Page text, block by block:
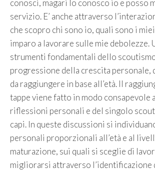
conosci, magari lo conosco io e posso
servizio. E’ anche attraverso
che scopro chi sono io, quali sono i
imparo a lavorare sulle mie debolezze.
strumenti fondamentali dello
progressione della crescita personale,
da raggiungere in base all’età. Il
tappe viene fatto in modo consapevole
riflessioni personali e del singolo
capi. In queste discussioni si
personali proporzionali all’età e al
maturazione, sui quali si sceglie di
migliorarsi attraverso l’identificazione